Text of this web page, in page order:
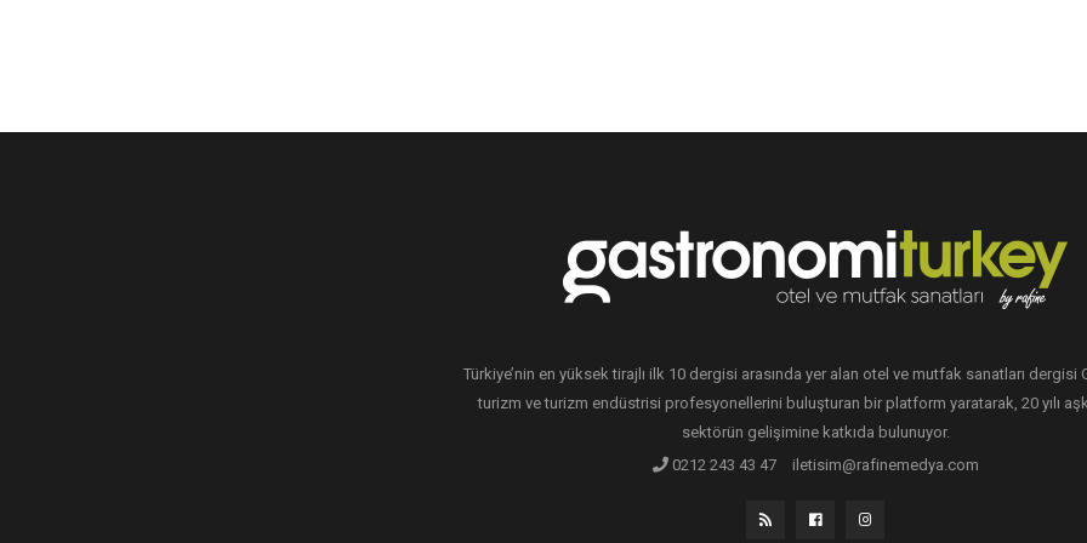
Türkiye’nin en yüksek tirajlı ilk 10 dergisi arasında yer alan otel ve mutfak sanatları dergisi
turizm ve turizm endüstrisi profesyonellerini buluşturan bir platform yaratarak, 20 yılı
sektörün gelişimine katkıda bulunuyor.
0212 243 43 47
iletisim@rafinemedya.com